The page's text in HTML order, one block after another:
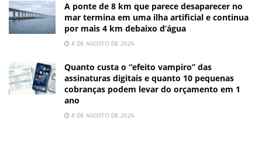
A ponte de 8 km que parece desaparecer no
mar termina em uma ilha artificial e continua
por mais 4 km debaixo d’água
8 DE AGOSTO DE 2026
Quanto custa o “efeito vampiro” das
assinaturas digitais e quanto 10 pequenas
cobranças podem levar do orçamento em 1
ano
8 DE AGOSTO DE 2026